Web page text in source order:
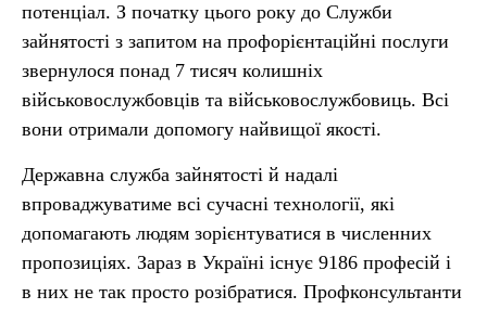
потенціал. З початку цього року до Служби
зайнятості з запитом на профорієнтаційні послуги
звернулося понад 7 тисяч колишніх
військовослужбовців та військовослужбовиць. Всі
вони отримали допомогу найвищої якості.
Державна служба зайнятості й надалі
впроваджуватиме всі сучасні технології, які
допомагають людям зорієнтуватися в численних
пропозиціях. Зараз в Україні існує 9186 професій і
в них не так просто розібратися. Профконсультанти